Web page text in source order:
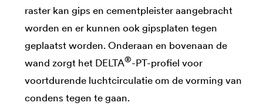
raster kan gips en cementpleister aangebracht
worden en er kunnen ook gipsplaten tegen
geplaatst worden. Onderaan en bovenaan de
wand zorgt het DELTA®-PT-profiel voor
voortdurende luchtcirculatie om de vorming van
condens tegen te gaan.